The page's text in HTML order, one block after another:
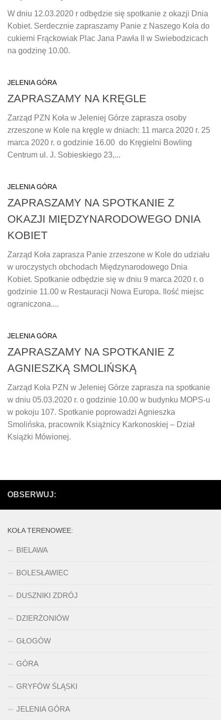
W dniu 12.03.2020 r odbędzie się spotkanie z okazji Dnia
Kobiet. Serdecznie zapraszamy Panie z Naszego Koła do
cukierni Frąckowiak Plac Jana Pawła II w Swiebodzicach
na godzinę 10.00.
JELENIA GÓRA
ZAPRASZAMY NA KRĘGLE
Zarząd PZN Koła w Jeleniej Górze zaprasza osoby
zrzeszone w Kole na kręgle w dniach: 11 marca 2020 r. 25
marca 2020 r. o godzinie 16.00 do Kręgielni Bowling
Centrum ul. J. Sobieskiego 23,...
JELENIA GÓRA
ZAPRASZAMY NA SPOTKANIE Z
OKAZJI MIĘDZYNARODOWEGO DNIA
KOBIET
Zarząd Koła zaprasza Panie zrzeszone w Kole do udziału
w uroczystych obchodach Międzynarodowego Dnia
Kobiet. Spotkanie odbędzie się w dniu 9 marca 2020 r. o
godzinie 11.00 w Restauracji Nowa Europa. Ilość miejsc
ograniczona....
JELENIA GÓRA
ZAPRASZAMY NA SPOTKANIE Z
AGNIESZKĄ SMOLIŃSKĄ
Zarząd Koła PZN w Jeleniej Górze zaprasza na spotkanie
w dniu 05.03.2020 r. o godzinie 10.00 w budynku MOPS-u
w pokoju 107. Spotkanie poprowadzi Agnieszka
Smolińska, pracownik Książnicy Karkonoskiej – Dział
Książki Mówionej.
OBSERWUJ:
KOŁA TERENOWEE:
BIELAWA
BOLESŁAWIEC
DUSZNIKI ZDRÓJ
DZIERŻONIÓW
GŁOGÓW
GÓRA
GRYFÓW ŚLĄSKI
JELENIA GÓRA